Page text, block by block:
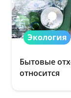
Экология
Бытовые
относится